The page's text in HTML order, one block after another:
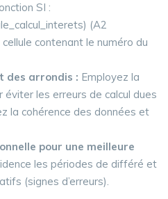
SI :
(A2
contenant le numéro du
des arrondis : Employez la
éviter les erreurs de calcul dues
la cohérence des données et
pour une meilleure
les périodes de différé et
(signes d’erreurs).